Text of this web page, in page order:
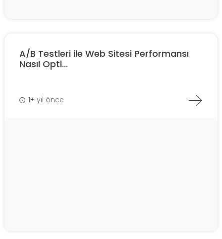
A/B Testleri ile Web Sitesi Performansı
Nasıl Opti...
1+ yıl önce